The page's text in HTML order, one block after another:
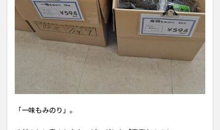
「一味もみのり」。